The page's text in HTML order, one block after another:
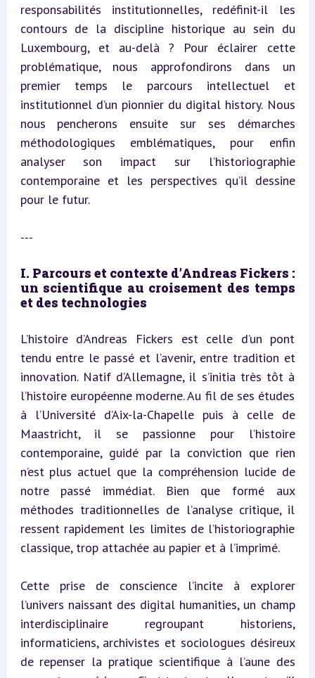
responsabilités institutionnelles, redéfinit-il les
contours de la discipline historique au sein du
Luxembourg, et au-delà ? Pour éclairer cette
problématique, nous approfondirons dans un
premier temps le parcours intellectuel et
institutionnel d’un pionnier du digital history. Nous
nous pencherons ensuite sur ses démarches
méthodologiques emblématiques, pour enfin
analyser son impact sur l’historiographie
contemporaine et les perspectives qu’il dessine
pour le futur.
---
I. Parcours et contexte d’Andreas Fickers :
un scientifique au croisement des temps
et des technologies
L’histoire d’Andreas Fickers est celle d’un pont
tendu entre le passé et l’avenir, entre tradition et
innovation. Natif d’Allemagne, il s’initia très tôt à
l’histoire européenne moderne. Au fil de ses études
à l’Université d’Aix-la-Chapelle puis à celle de
Maastricht, il se passionne pour l’histoire
contemporaine, guidé par la conviction que rien
n’est plus actuel que la compréhension lucide de
notre passé immédiat. Bien que formé aux
méthodes traditionnelles de l’analyse critique, il
ressent rapidement les limites de l’historiographie
classique, trop attachée au papier et à l’imprimé.
Cette prise de conscience l’incite à explorer
l’univers naissant des digital humanities, un champ
interdisciplinaire regroupant historiens,
informaticiens, archivistes et sociologues désireux
de repenser la pratique scientifique à l’aune des